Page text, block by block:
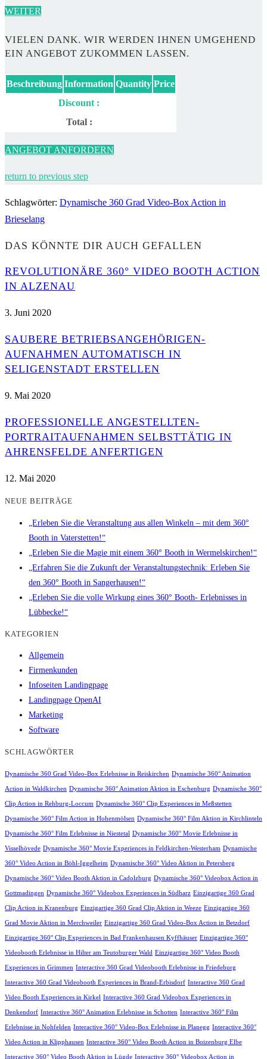
WEITER
VIELEN DANK. WIR WERDEN IHNEN UMGEHEND
EIN ANGEBOT ZUKOMMEN LASSEN.
Beschreibung Information Quantity Price
Discount :
Total :
ANGEBOT ANFORDERN
return to previous step
Schlagwörter: Dynamische 360 Grad Video-Box Action in
Brieselang
DAS KÖNNTE DIR AUCH GEFALLEN
REVOLUTIONÄRE 360° VIDEO BOOTH ACTION
IN ALZENAU
3. Juni 2020
SAUBERE BETRIEBSANGEHÖRIGEN-
AUFNAHMEN AUTOMATISCH IN
SELIGENSTADT ERSTELLEN
9. Mai 2020
PROFESSIONELLE ANGESTELLTEN-
PORTRAITAUFNAHMEN SELBSTTÄTIG IN
AHRENSFELDE ANFERTIGEN
12. Mai 2020
NEUE BEITRÄGE
„Erleben Sie die Veranstaltung aus allen Winkeln – mit dem 360°
Booth in Vaterstetten!“
„Erleben Sie die Magie mit einem 360° Booth in Wermelskirchen!“
„Erfahren Sie die Zukunft der Veranstaltungstechnik: Erleben Sie
den 360° Booth in Sangerhausen!“
„Erleben Sie die volle Wirkung eines 360° Booth- Erlebnisses in
Lübbecke!“
KATEGORIEN
Allgemein
Firmenkunden
Infoseiten Landingpage
Landingpage OpenAI
Marketing
Software
SCHLAGWÖRTER
Dynamische 360 Grad Video-Box Erlebnisse in Reiskirchen Dynamische 360° Animation
Action in Waldkirchen Dynamische 360° Animation Aktion in Eschenburg Dynamische 360°
Clip Action in Rehburg-Loccum Dynamische 360° Clip Experiences in Meßstetten
Dynamische 360° Film Action in Hohenmölsen Dynamische 360° Film Aktion in Kirchlinteln
Dynamische 360° Film Erlebnisse in Niestetal Dynamische 360° Movie Erlebnisse in
Visselhövede Dynamische 360° Movie Experiences in Feldkirchen-Westerham Dynamische
360° Video Action in Böhl-Iggelheim Dynamische 360° Video Aktion in Petersberg
Dynamische 360° Video Booth Aktion in Cadolzburg Dynamische 360° Videobox Action in
Gottmadingen Dynamische 360° Videobox Experiences in Südharz Einzigartige 360 Grad
Clip Action in Kranenburg Einzigartige 360 Grad Clip Aktion in Weeze Einzigartige 360
Grad Movie Aktion in Merchweiler Einzigartige 360 Grad Video-Box Action in Betzdorf
Einzigartige 360° Clip Experiences in Bad Frankenhausen Kyffhäuser Einzigartige 360°
Videobooth Erlebnisse in Hilter am Teutoburger Wald Einzigartige 360° Video Booth
Experiences in Grimmen Interactive 360 Grad Videobooth Erlebnisse in Friedeburg
Interactive 360 Grad Videobooth Experiences in Brand-Erbisdorf Interactive 360 Grad
Video Booth Experiences in Kirkel Interactive 360 Grad Videobox Experiences in
Denkendorf Interactive 360° Animation Erlebnisse in Schotten Interactive 360° Film
Erlebnisse in Nohfelden Interactive 360° Video-Box Erlebnisse in Planegg Interactive 360°
Video Action in Klipphausen Interactive 360° Video Booth Action in Boizenburg Elbe
Interactive 360° Video Booth Aktion in Lügde Interactive 360° Videobox Action in